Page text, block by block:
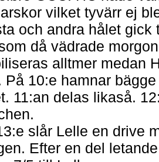
vilket tyvärr ej
och andra hålet
då vädrade
alltmer medan
På 10:e hamnar
11:an delas likaså.
slår Lelle en drive
Efter en del